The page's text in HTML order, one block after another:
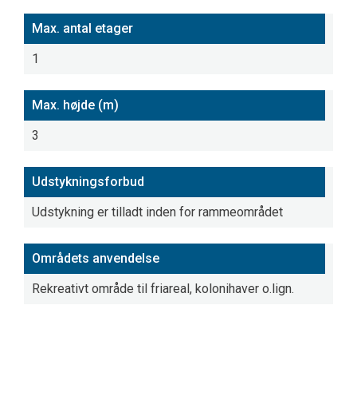
Max. antal etager
1
Max. højde (m)
3
Udstykningsforbud
Udstykning er tilladt inden for rammeområdet
Områdets anvendelse
Rekreativt område til friareal, kolonihaver o.lign.